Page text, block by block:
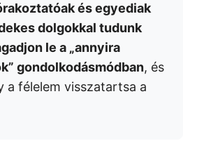
és egyediak
dolgokkal tudunk
le a „annyira
gondolkodásmódban, és
a félelem visszatartsa a